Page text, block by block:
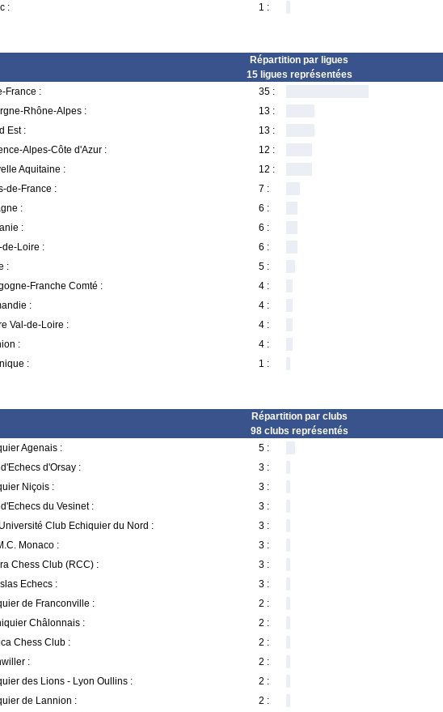
:
1 :
Répartition par ligues
15 ligues représentées
France :
35 :
Rhône-Alpes :
13 :
Est :
13 :
Alpes-Côte d'Azur :
12 :
Aquitaine :
12 :
de-France :
7 :
:
6 :
:
6 :
de-Loire :
6 :
:
5 :
Franche Comté :
4 :
:
4 :
Val-de-Loire :
4 :
:
4 :
:
1 :
Répartition par clubs
98 clubs représentés
Agenais :
5 :
d'Orsay :
3 :
Niçois :
3 :
du Vesinet :
3 :
Club Echiquier du Nord :
3 :
Monaco :
3 :
Chess Club (RCC) :
3 :
Echecs :
3 :
de Franconville :
2 :
Châlonnais :
2 :
Chess Club :
2 :
:
2 :
des Lions - Lyon Oullins :
2 :
de Lannion :
2 :